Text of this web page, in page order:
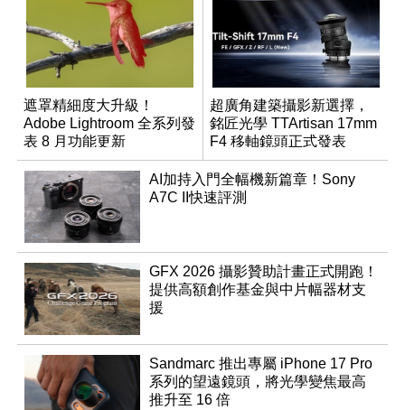
遮罩精細度大升級！
Adobe Lightroom 全系列發
表 8 月功能更新
超廣角建築攝影新選擇，
銘匠光學 TTArtisan 17mm
F4 移軸鏡頭正式發表
AI加持入門全幅機新篇章！Sony
A7C II快速評測
GFX 2026 攝影贊助計畫正式開跑！
提供高額創作基金與中片幅器材支
援
Sandmarc 推出專屬 iPhone 17 Pro
系列的望遠鏡頭，將光學變焦最高
推升至 16 倍